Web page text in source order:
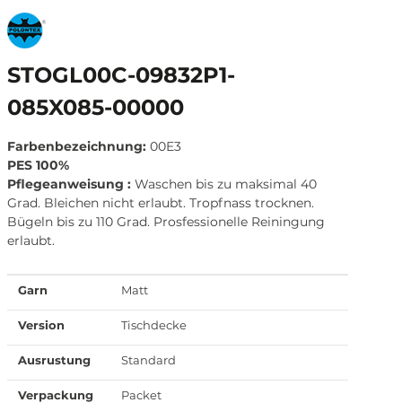
STOGL00C-09832P1-
085X085-00000
Farbenbezeichnung: 00E3
PES 100%
Pflegeanweisung : Waschen bis zu maksimal 40
Grad. Bleichen nicht erlaubt. Tropfnass trocknen.
Bügeln bis zu 110 Grad. Prosfessionelle Reiningung
erlaubt.
Garn Matt
Version Tischdecke
Ausrustung Standard
Verpackung Packet